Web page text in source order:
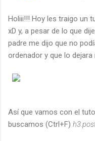
Holiii!!! Hoy les traigo un
xD y, a pesar de lo que
padre me dijo que no
ordenador y que lo dejara
Así que vamos con el
buscamos (Ctrl+F)